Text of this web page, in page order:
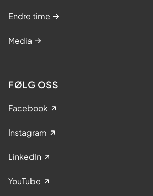
Endre time
Media
FØLG OSS
Facebook
Instagram
LinkedIn
YouTube